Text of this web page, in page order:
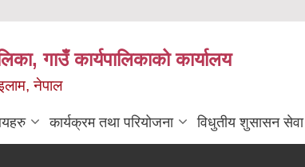
गाउँ कार्यपालिकाको कार्यालय
नेपाल
कार्यक्रम तथा परियोजना विधुतीय शुसासन सेवा